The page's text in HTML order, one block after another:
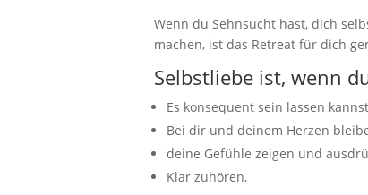
Wenn du Sehnsucht hast, dich
machen, ist das Retreat für dich
Selbstliebe ist, wenn
Es konsequent sein lassen
Bei dir und deinem Herzen
deine Gefühle zeigen und
Klar zuhören,